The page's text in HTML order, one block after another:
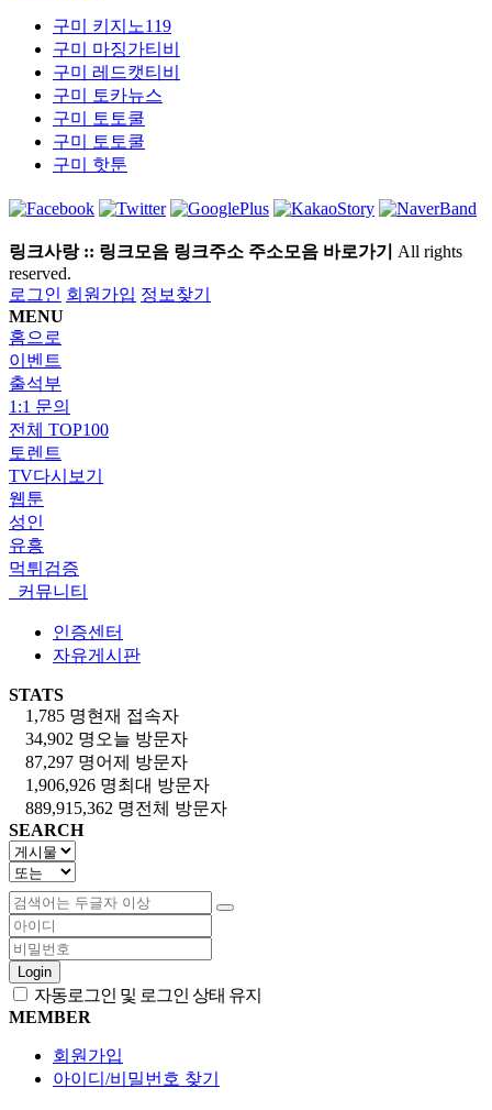
구미 키지노119
구미 마징가티비
구미 레드캣티비
구미
토카뉴스
구미
토토쿨
구미
토토쿨
구미 핫툰
링크사랑 :: 링크모음 링크주소 주소모음 바로가기 All rights
reserved.
로그인 회원가입 정보찾기
MENU
홈으로
이벤트
출석부
1:1 문의
전체 TOP100
토렌트
TV다시보기
웹툰
성인
유흥
먹튀검증
커뮤니티
인증센터
자유게시판
STATS
1,785 명현재 접속자
34,902 명 오늘 방문자
87,297 명어제 방문자
1,906,926 명최대 방문자
889,915,362 명전체 방문자
SEARCH
Login
자동로그인 및 로그인 상태 유지
MEMBER
회원가입
아이디/비밀번호 찾기